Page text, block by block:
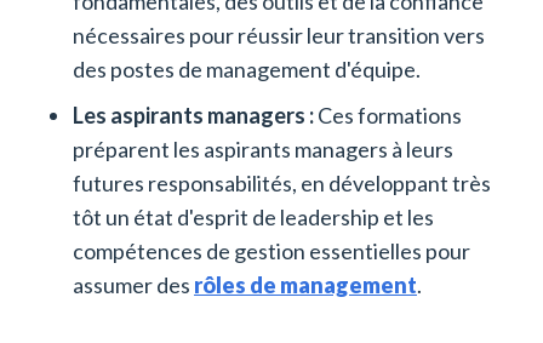
nécessaires pour réussir leur transition vers
des postes de management d'équipe.
Les aspirants managers :Ces formations
préparent les aspirants managers à leurs
futures responsabilités, en développant très
tôt un état d'esprit de leadership et les
compétences de gestion essentielles pour
assumer des rôles de management.